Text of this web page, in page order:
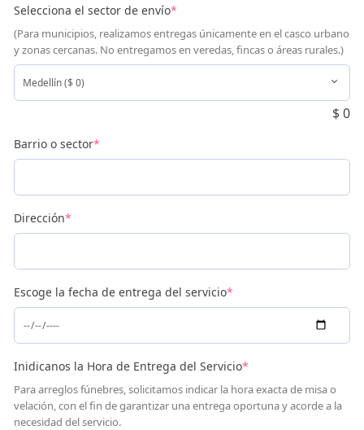
Selecciona el sector de envío*
(Para municipios, realizamos entregas únicamente en el casco urbano
y zonas cercanas. No entregamos en veredas, fincas o áreas rurales.)
$0
Barrio o sector*
Dirección*
Escoge la fecha de entrega del servicio*
Inidicanos la Hora de Entrega del Servicio*
Para arreglos fúnebres, solicitamos indicar la hora exacta de misa o
velación, con el fin de garantizar una entrega oportuna y acorde a la
necesidad del servicio.